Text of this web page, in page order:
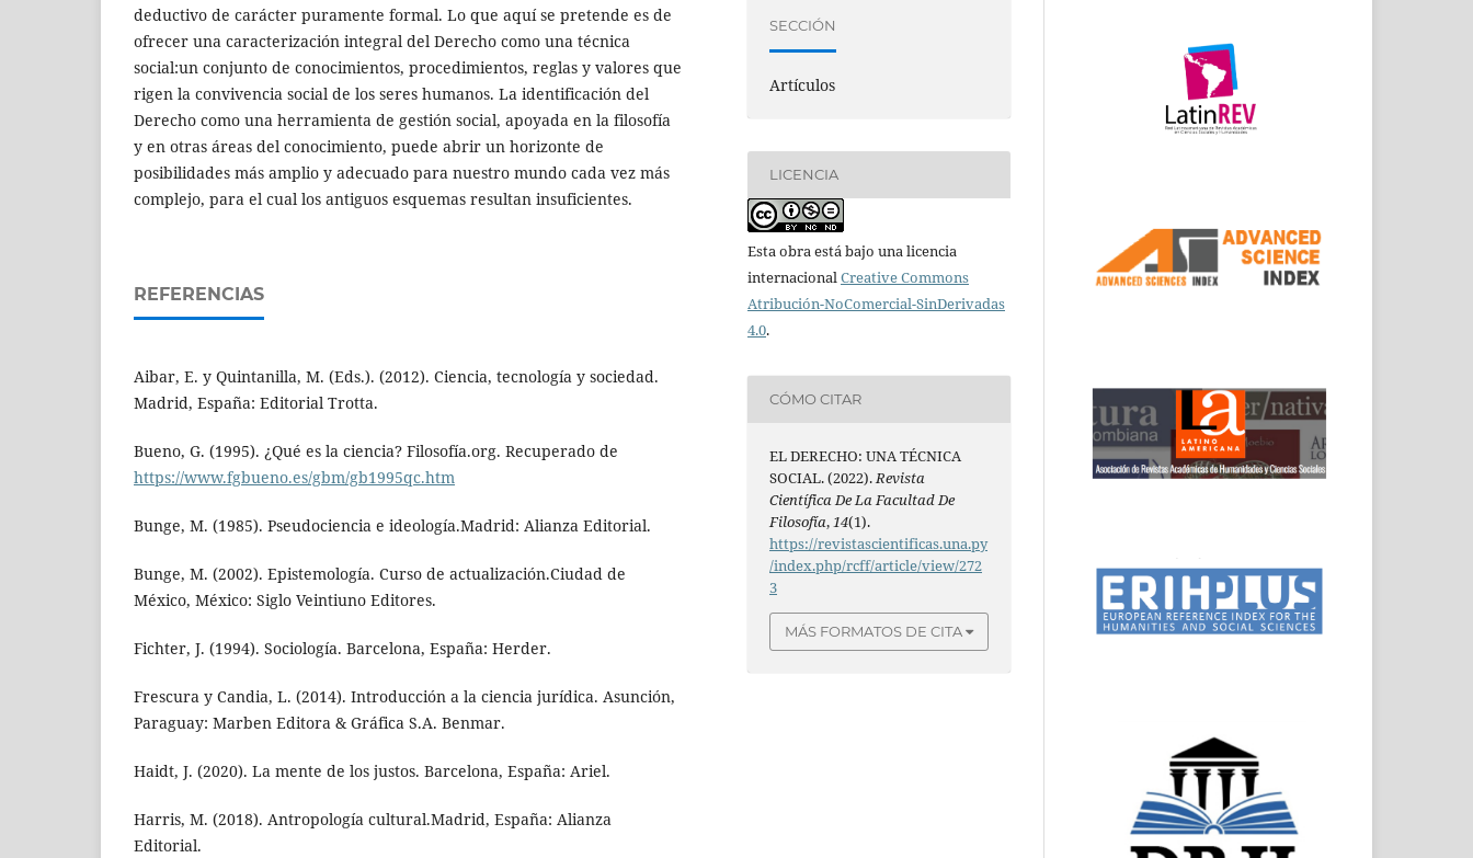
deductivo de carácter puramente formal. Lo que aquí se pretende es de
ofrecer una caracterización integral del Derecho como una técnica
social:un conjunto de conocimientos, procedimientos, reglas y valores que
rigen la convivencia social de los seres humanos. La identificación del
Derecho como una herramienta de gestión social, apoyada en la filosofía
y en otras áreas del conocimiento, puede abrir un horizonte de
posibilidades más amplio y adecuado para nuestro mundo cada vez más
complejo, para el cual los antiguos esquemas resultan insuficientes.
REFERENCIAS
Aibar, E. y Quintanilla, M. (Eds.). (2012). Ciencia, tecnología y sociedad.
Madrid, España: Editorial Trotta.
Bueno, G. (1995). ¿Qué es la ciencia? Filosofía.org. Recuperado de
https://www.fgbueno.es/gbm/gb1995qc.htm
Bunge, M. (1985). Pseudociencia e ideología.Madrid: Alianza Editorial.
Bunge, M. (2002). Epistemología. Curso de actualización.Ciudad de
México, México: Siglo Veintiuno Editores.
Fichter, J. (1994). Sociología. Barcelona, España: Herder.
Frescura y Candia, L. (2014). Introducción a la ciencia jurídica. Asunción,
Paraguay: Marben Editora & Gráfica S.A. Benmar.
Haidt, J. (2020). La mente de los justos. Barcelona, España: Ariel.
Harris, M. (2018). Antropología cultural.Madrid, España: Alianza
Editorial.
SECCIÓN
Artículos
LICENCIA
Esta obra está bajo una licencia
internacionalCreative Commons
Atribución-NoComercial-SinDerivadas
4.0.
CÓMO CITAR
EL DERECHO: UNA TÉCNICA
SOCIAL. (2022).Revista
Científica De La Facultad De
Filosofía,14(1).
https://revistascientificas.una.py
/index.php/rcff/article/view/272
3
MÁS FORMATOS DE CITA